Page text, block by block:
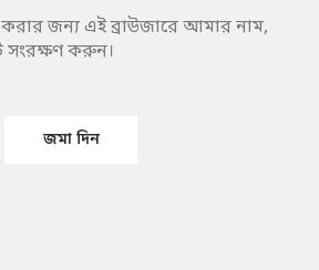
করার জন্য এই ব্রাউজারে আমার নাম,
সংরক্ষণ করুন।